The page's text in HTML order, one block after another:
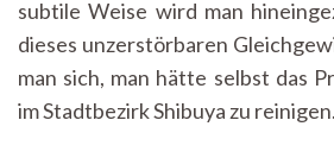
subtile Weise wird man
dieses unzerstörbaren
man sich, man hätte selbst das
im Stadtbezirk Shibuya zu reinigen.